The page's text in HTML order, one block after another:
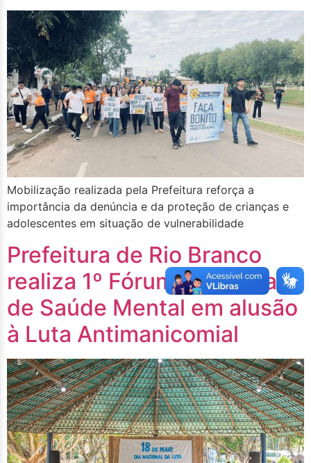
Mobilização realizada pela Prefeitura reforça a
importância da denúncia e da proteção de crianças e
adolescentes em situação de vulnerabilidade
Prefeitura de Rio Branco
realiza 1º Fórum Municipal
de Saúde Mental em alusão
à Luta Antimanicomial